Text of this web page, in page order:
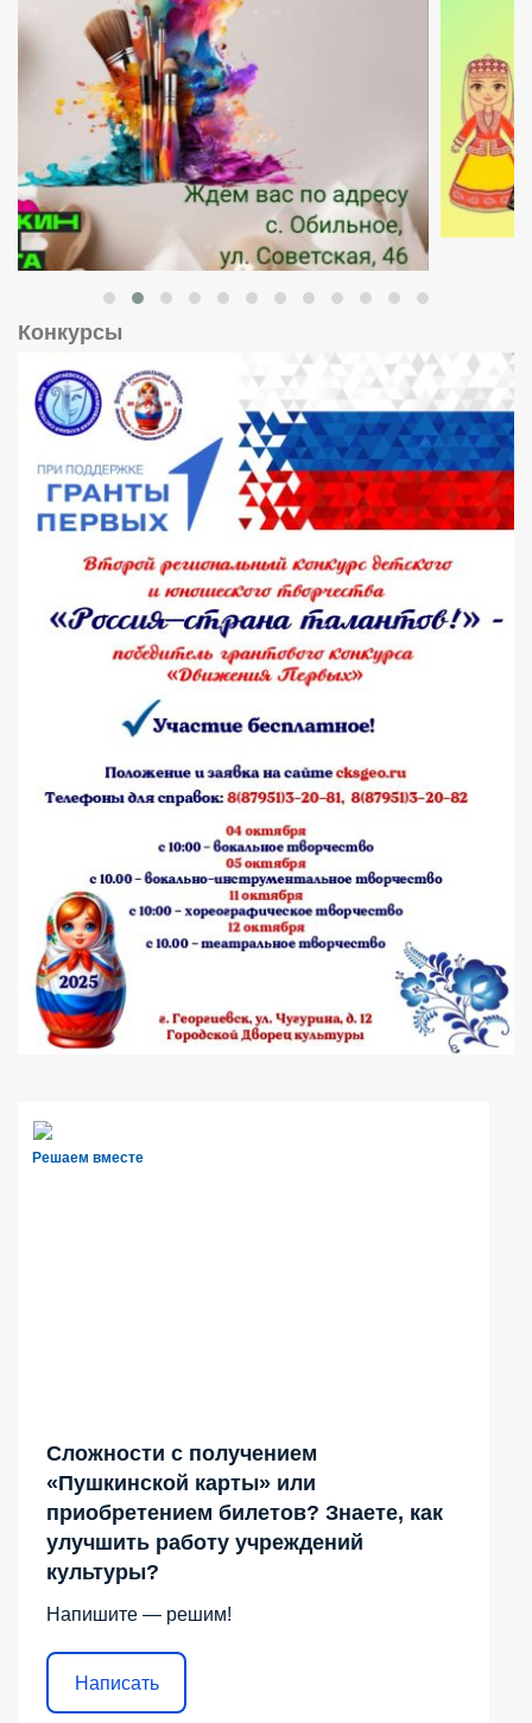
Конкурсы
Решаем вместе
Сложности с получением
«Пушкинской карты» или
приобретением билетов? Знаете, как
улучшить работу учреждений
культуры?
Напишите — решим!
Написать